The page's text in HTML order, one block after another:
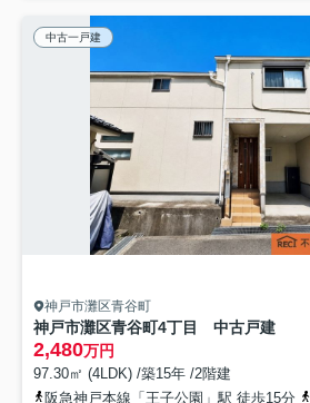
中古一戸建
神戸市灘区青谷町
神戸市灘区青谷町4丁目 中古戸建
2,480万円
97.30㎡ (4LDK) /築15年 /2階建
阪急神戸本線「王子公園」駅 徒歩15分